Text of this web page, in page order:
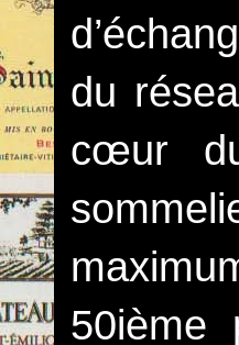
du
cœur
50ième